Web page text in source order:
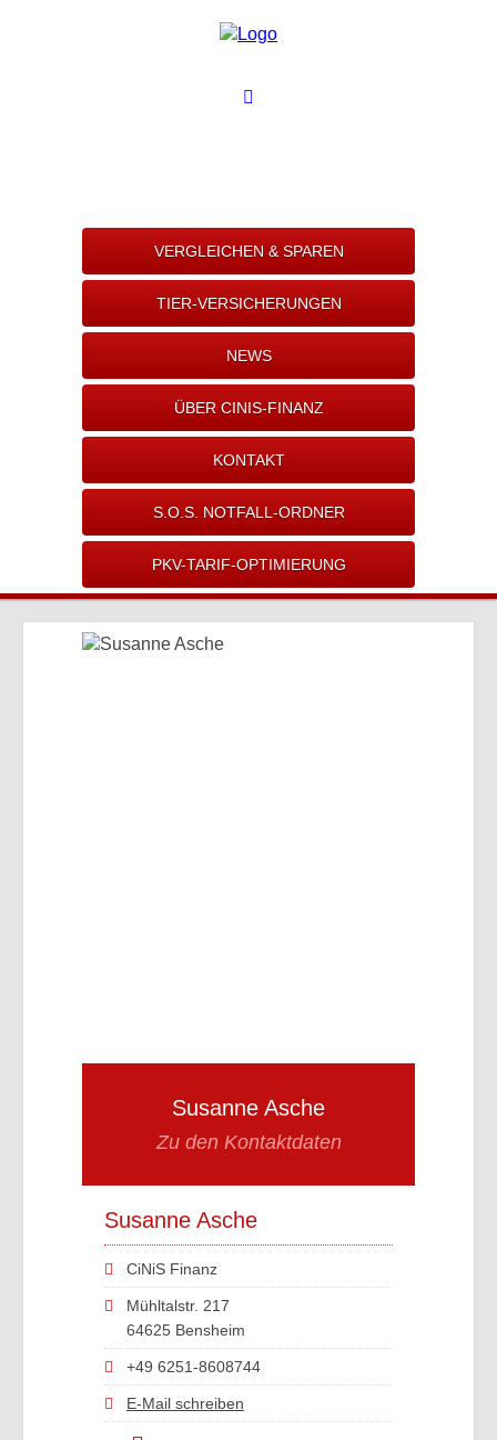
VERGLEICHEN & SPAREN
TIER-VERSICHERUNGEN
NEWS
ÜBER CINIS-FINANZ
KONTAKT
S.O.S. NOTFALL-ORDNER
PKV-TARIF-OPTIMIERUNG
Susanne Asche
Zu den Kontaktdaten
Susanne Asche
CiNiS Finanz
Mühltalstr. 217
64625 Bensheim
+49 6251-8608744
E-Mail schreiben